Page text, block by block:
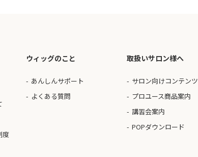
度
ウィッグのこと
あんしんサポート
よくある質問
取扱いサロン様へ
サロン向けコンテンツ
プロユース商品案内
講習会案内
POPダウンロード